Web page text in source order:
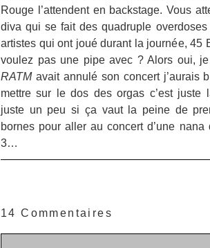
Rouge l’attendent en backstage. Vous
diva qui se fait des quadruple
artistes qui ont joué durant la journée, 45
voulez pas une pipe avec ? Alors oui,
RATMavait annulé son concert j’aurais
mettre sur le dos des orgas c’est juste
juste un peu si ça vaut la peine de
bornes pour aller au concert d’une
3…
14 Commentaires